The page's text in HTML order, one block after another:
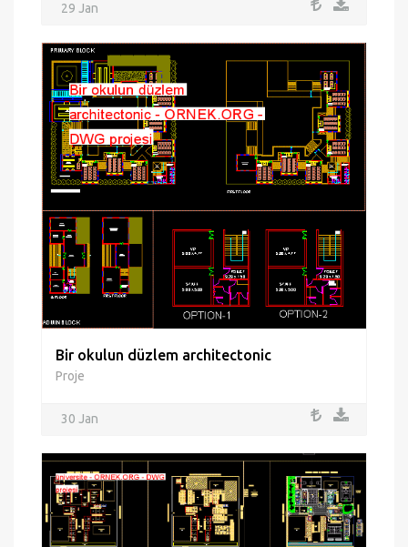
29 Jan
Bir okulun düzlem architectonic
Proje
30 Jan